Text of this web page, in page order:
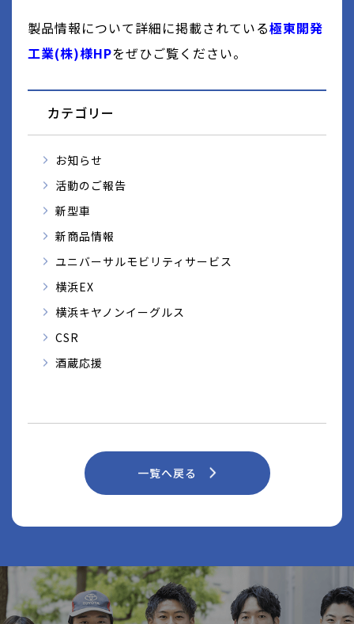
製品情報について詳細に掲載されている極東開発
工業(株)様HPをぜひご覧ください。
カテゴリー
お知らせ
活動のご報告
新型車
新商品情報
ユニバーサルモビリティサービス
横浜EX
横浜キヤノンイーグルス
CSR
酒蔵応援
一覧へ戻る